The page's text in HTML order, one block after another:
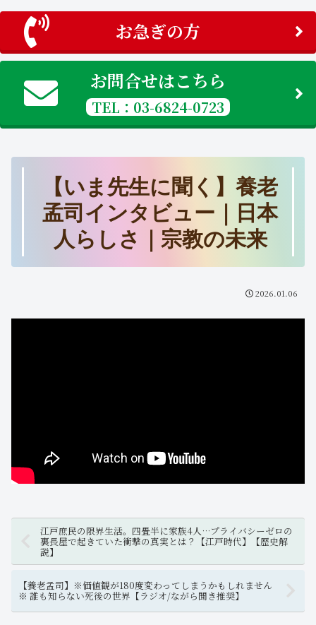
お急ぎの方
お問合せはこちら
TEL：03-6824-0723
【いま先生に聞く】養老
孟司インタビュー｜日本
人らしさ｜宗教の未来
2026.01.06
江戸庶民の限界生活。四畳半に家族4人…プライバシーゼロの
裏長屋で起きていた衝撃の真実とは？【江戸時代】【歴史解
説】
【養老孟司】※価値観が180度変わってしまうかもしれません
※ 誰も知らない死後の世界【ラジオ/ながら聞き推奨】